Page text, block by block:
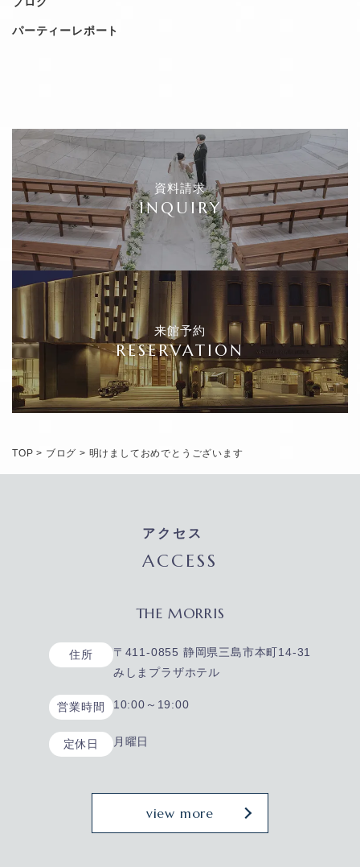
パーティーレポート
資料請求
INQUIRY
来館予約
RESERVATION
TOP > ブログ > 明けましておめでとうございます
アクセス
ACCESS
THE MORRIS
住所
〒411-0855 静岡県三島市本町14-31
みしまプラザホテル
営業時間 10:00～19:00
定休日 月曜日
view more